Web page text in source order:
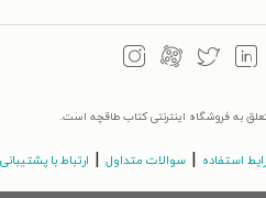
به فروشگاه اینترنتی کتاب طاقچه است.
استفاده سوالات متداول ارتباط با پشتیبانی